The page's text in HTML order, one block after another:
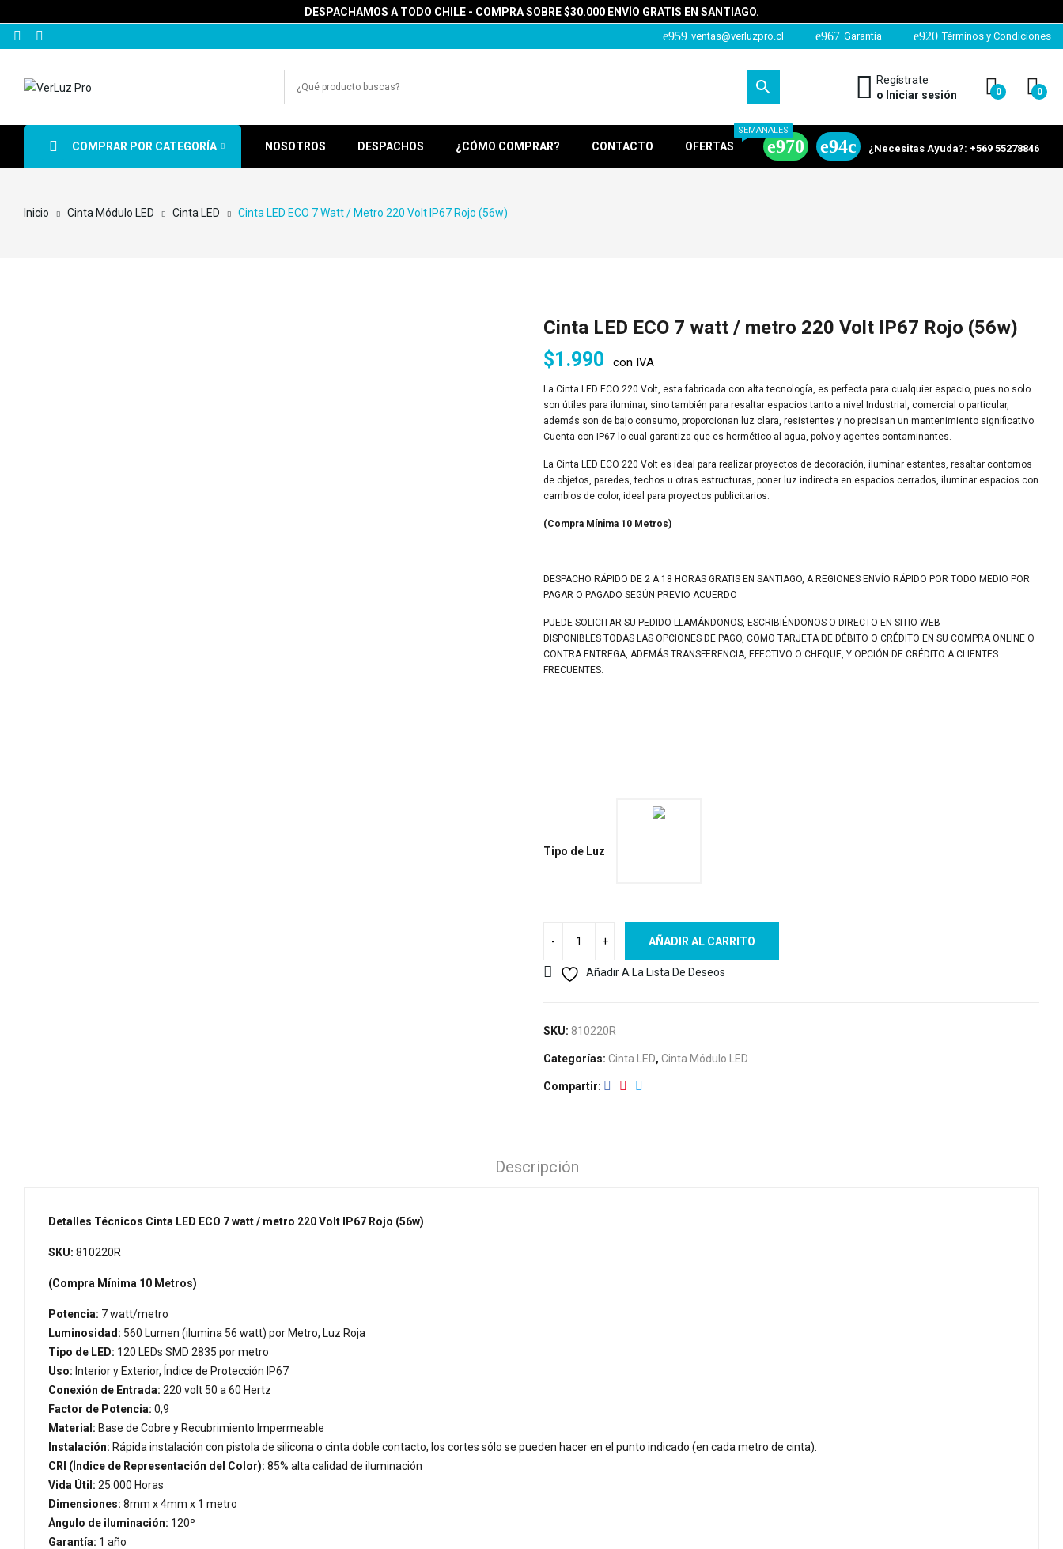
DESPACHAMOS A TODO CHILE - COMPRA SOBRE $30.000 ENVÍO GRATIS EN SANTIAGO.
ventas@verluzpro.cl Garantía Términos y Condiciones
Regístrate
o Iniciar sesión
0 0
COMPRAR POR CATEGORÍA NOSOTROS DESPACHOS ¿CÓMO COMPRAR? CONTACTO OFERTAS
SEMANALES
¿Necesitas Ayuda?: +569 55278846
Inicio Cinta Módulo LED Cinta LED Cinta LED ECO 7 Watt / Metro 220 Volt IP67 Rojo (56w)
Cinta LED ECO 7 watt / metro 220 Volt IP67 Rojo (56w)
$1.990 con IVA
La Cinta LED ECO 220 Volt, esta fabricada con alta tecnología, es perfecta para cualquier espacio, pues no solo
son útiles para iluminar, sino también para resaltar espacios tanto a nivel Industrial, comercial o particular,
además son de bajo consumo, proporcionan luz clara, resistentes y no precisan un mantenimiento significativo.
Cuenta con IP67 lo cual garantiza que es hermético al agua, polvo y agentes contaminantes.
La Cinta LED ECO 220 Volt es ideal para realizar proyectos de decoración, iluminar estantes, resaltar contornos
de objetos, paredes, techos u otras estructuras, poner luz indirecta en espacios cerrados, iluminar espacios con
cambios de color, ideal para proyectos publicitarios.
(Compra Mínima 10 Metros)
DESPACHO RÁPIDO DE 2 A 18 HORAS GRATIS EN SANTIAGO, A REGIONES ENVÍO RÁPIDO POR TODO MEDIO POR
PAGAR O PAGADO SEGÚN PREVIO ACUERDO
PUEDE SOLICITAR SU PEDIDO LLAMÁNDONOS, ESCRIBIÉNDONOS O DIRECTO EN SITIO WEB
DISPONIBLES TODAS LAS OPCIONES DE PAGO, COMO TARJETA DE DÉBITO O CRÉDITO EN SU COMPRA ONLINE O
CONTRA ENTREGA, ADEMÁS TRANSFERENCIA, EFECTIVO O CHEQUE, Y OPCIÓN DE CRÉDITO A CLIENTES
FRECUENTES.
Tipo de Luz
AÑADIR AL CARRITO
Añadir A La Lista De Deseos
SKU: 810220R
Categorías: Cinta LED, Cinta Módulo LED
Compartir
Descripción
Detalles Técnicos Cinta LED ECO 7 watt / metro 220 Volt IP67 Rojo (56w)
SKU: 810220R
(Compra Mínima 10 Metros)
Potencia: 7 watt/metro
Luminosidad: 560 Lumen (ilumina 56 watt) por Metro, Luz Roja
Tipo de LED: 120 LEDs SMD 2835 por metro
Uso: Interior y Exterior, Índice de Protección IP67
Conexión de Entrada: 220 volt 50 a 60 Hertz
Factor de Potencia: 0,9
Material: Base de Cobre y Recubrimiento Impermeable
Instalación: Rápida instalación con pistola de silicona o cinta doble contacto, los cortes sólo se pueden hacer en el punto indicado (en cada metro de cinta).
CRI (Índice de Representación del Color): 85% alta calidad de iluminación
Vida Útil: 25.000 Horas
Dimensiones: 8mm x 4mm x 1 metro
Ángulo de iluminación: 120º
Garantía: 1 año